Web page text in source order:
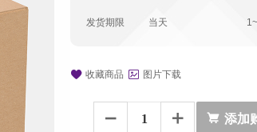
发货期限 当天
 收藏商品  图片下载
   添加